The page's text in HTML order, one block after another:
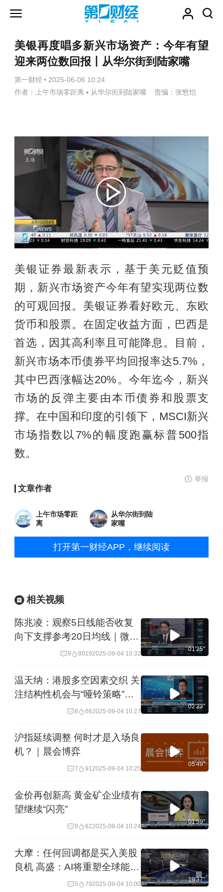
美银再度唱多新兴市场资产：今年有望
迎来两位数回报丨从华尔街到陆家嘴
第一财经 • 2025-06-06 10:24
作者：上午市场零距离 ▪ 从华尔街到陆家嘴 责编：张慜恺
美银证券最新表示，基于美元贬值预
期，新兴市场资产今年有望实现两位数
的可观回报。美银证券看好欧元、东欧
货币和股票。在固定收益方面，巴西是
首选，因其高利率且可能降息。目前，
新兴市场本币债券平均回报率达5.7%，
其中巴西涨幅达20%。今年迄今，新兴
市场的反弹主要由本币债券和股票支
撑。在中国和印度的引领下，MSCI新兴
市场指数以7%的幅度跑赢标普500指
数。
举报
文章作者
上午市场零距
离
从华尔街到陆
家嘴
打开第一财经APP，继续阅读
相关视频
陈兆凌：观察5日线能否收复
向下支撑参考20日均线｜微研
9 80192025-09-04 10:32
01'25''
温天纳：港股多空因素交织 关
注结构性机会与“哑铃策略”｜
8 662025-09-04 10:27
02'23''
沪指延续调整 何时才是入场良
机？｜晨会博弈
7 912025-09-04 10:25
05'49''
金价再创新高 黄金矿企业绩有
望继续“闪亮”
9 622025-09-04 10:24
01'59''
大摩：任何回调都是买入美股
良机 高盛：AI将重塑全球能源
市场 机构：预计2030年AR眼
5 792025-09-04 10:00
19'37''